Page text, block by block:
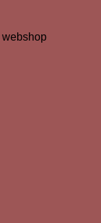
webshop